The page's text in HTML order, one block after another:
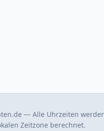
— Alle Uhrzeiten
Zeitzone berechnet.